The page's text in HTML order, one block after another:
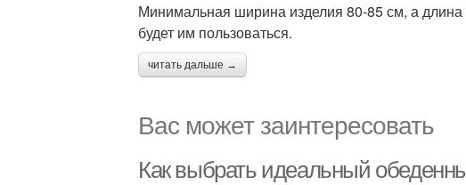
Минимальная ширина изделия 80-85 см, а длина
будет им пользоваться.
читать дальше →
Вас может заинтересовать
Как выбрать идеальный